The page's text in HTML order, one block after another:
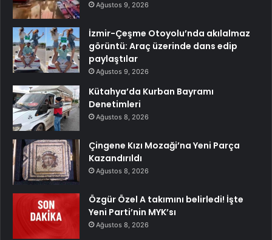
Ağustos 9, 2026
İzmir-Çeşme Otoyolu’nda akılalmaz
görüntü: Araç üzerinde dans edip
paylaştılar
Ağustos 9, 2026
Kütahya’da Kurban Bayramı
Denetimleri
Ağustos 8, 2026
Çingene Kızı Mozaği’na Yeni Parça
Kazandırıldı
Ağustos 8, 2026
Özgür Özel A takımını belirledi! İşte
Yeni Parti’nin MYK’sı
Ağustos 8, 2026